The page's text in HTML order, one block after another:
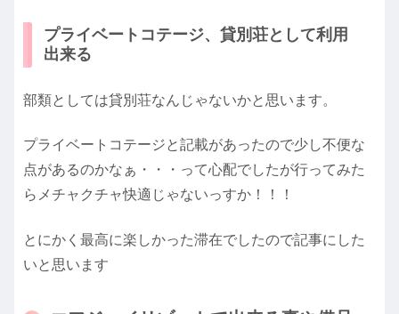
プライベートコテージ、貸別荘として利用
出来る
部類としては貸別荘なんじゃないかと思います。
プライベートコテージと記載があったので少し不便な
点があるのかなぁ・・・って心配でしたが行ってみた
らメチャクチャ快適じゃないっすか！！！
とにかく最高に楽しかった滞在でしたので記事にした
いと思います